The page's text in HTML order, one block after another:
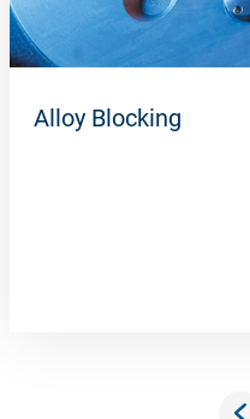
Alloy Blocking